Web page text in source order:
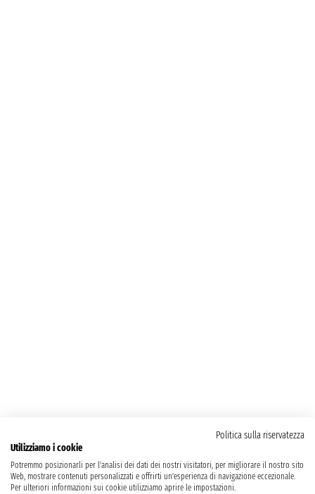
Politica sulla riservatezza
Utilizziamo i cookie
Potremmo posizionarli per l'analisi dei dati dei nostri visitatori, per migliorare il nostro sito
Web, mostrare contenuti personalizzati e offrirti un'esperienza di navigazione eccezionale.
Per ulteriori informazioni sui cookie utilizziamo aprire le impostazioni.